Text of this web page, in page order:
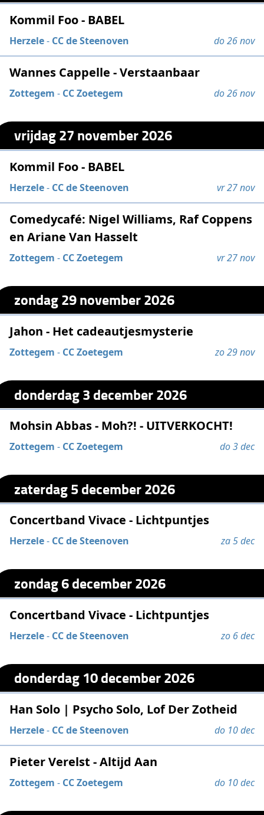
Kommil Foo - BABEL
Herzele- CC de Steenoven do 26 nov
Wannes Cappelle - Verstaanbaar
Zottegem - CC Zoetegem do 26 nov
vrijdag 27 november 2026
Kommil Foo - BABEL
Herzele- CC de Steenoven vr 27 nov
Comedycafé: Nigel Williams, Raf Coppens
en Ariane Van Hasselt
Zottegem - CC Zoetegem vr 27 nov
zondag 29 november 2026
Jahon - Het cadeautjesmysterie
Zottegem - CC Zoetegem zo 29 nov
donderdag 3 december 2026
Mohsin Abbas - Moh?! - UITVERKOCHT!
Zottegem - CC Zoetegem do 3 dec
zaterdag 5 december 2026
Concertband Vivace - Lichtpuntjes
Herzele- CC de Steenoven za 5 dec
zondag 6 december 2026
Concertband Vivace - Lichtpuntjes
Herzele- CC de Steenoven zo 6 dec
donderdag 10 december 2026
Han Solo | Psycho Solo, Lof Der Zotheid
Herzele- CC de Steenoven do 10 dec
Pieter Verelst - Altijd Aan
Zottegem - CC Zoetegem do 10 dec